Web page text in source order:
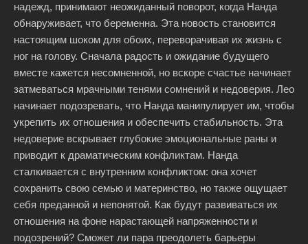
надежд, принимают неожиданный поворот, когда Нанда
обнаруживает, что беременна. Эта новость становится
настоящим шоком для обоих, переворачивая их жизнь с
ног на голову. Сначала радость и ожидание будущего
вместе кажется несомненной, но вскоре счастье начинает
затмеваться мрачными тенями сомнений и недоверия. Лео
начинает подозревать, что Нанда манипулирует им, чтобы
укрепить их отношения и обеспечить стабильность. Эта
недоверие вскрывает глубокие эмоциональные раны и
приводит к драматическим конфликтам. Нанда
сталкивается с внутренним конфликтом: она хочет
сохранить свою семью и материнство, но также ощущает
себя преданной и непонятой. Как будут развиваться их
отношения на фоне нарастающей напряженности и
подозрений? Сможет ли пара преодолеть барьеры